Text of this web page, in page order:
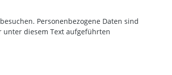
Personenbezogene Daten sind
diesem Text aufgeführten